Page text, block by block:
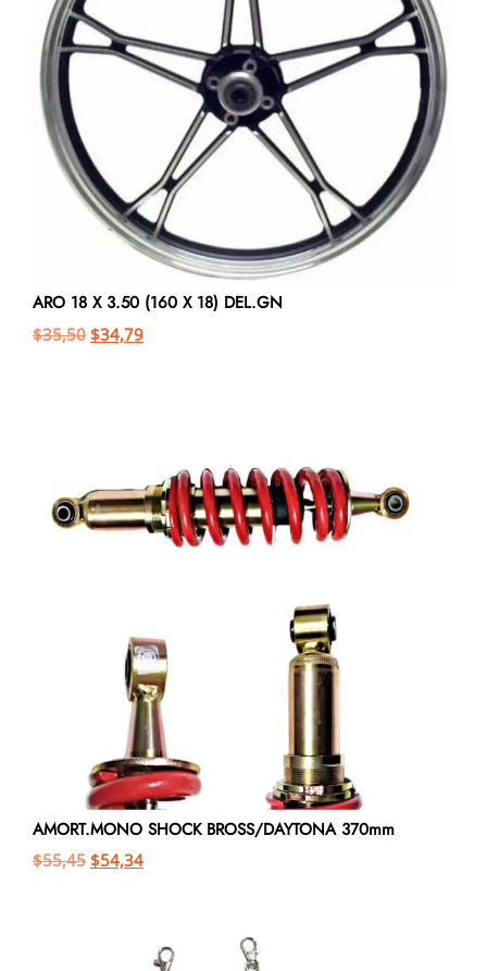
ARO 18 X 3.50 (160 X 18) DEL.GN
$35,50 $34,79
AMORT.MONO SHOCK BROSS/DAYTONA 370mm
$55,45 $54,34